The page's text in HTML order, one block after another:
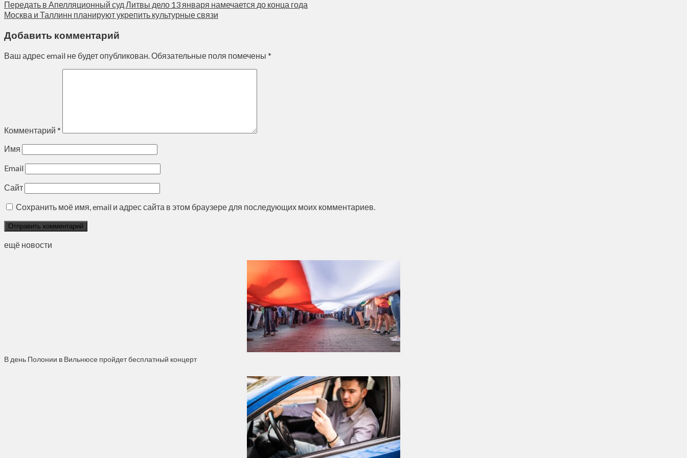
Передать в Апелляционный суд Литвы дело 13 января намечается до конца года
Москва и Таллинн планируют укрепить культурные связи
Добавить комментарий
Ваш адрес email не будет опубликован.Обязательные поля помечены *
Комментарий *
Имя
Email
Сайт
Сохранить моё имя, email и адрес сайта в этом браузере для последующих моих комментариев.
ещё новости
В день Полонии в Вильнюсе пройдет бесплатный концерт